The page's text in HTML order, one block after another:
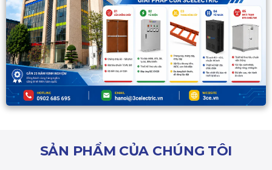
SẢN PHẨM CỦA CHÚNG TÔI